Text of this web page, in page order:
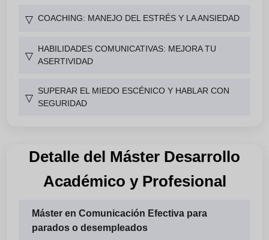
▽ COACHING: MANEJO DEL ESTRÉS Y LA ANSIEDAD
▽
HABILIDADES COMUNICATIVAS: MEJORA TU
ASERTIVIDAD
▽
SUPERAR EL MIEDO ESCÉNICO Y HABLAR CON
SEGURIDAD
Detalle del Máster Desarrollo
Académico y Profesional
Máster en Comunicación Efectiva para
parados o desempleados